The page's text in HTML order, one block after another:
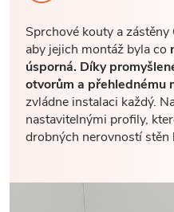
Sprchové kouty a
aby jejich montáž byla co
úsporná. Díky
otvorům a přehlednému
zvládne instalaci každý.
nastavitelnými profily,
drobných nerovností stěn